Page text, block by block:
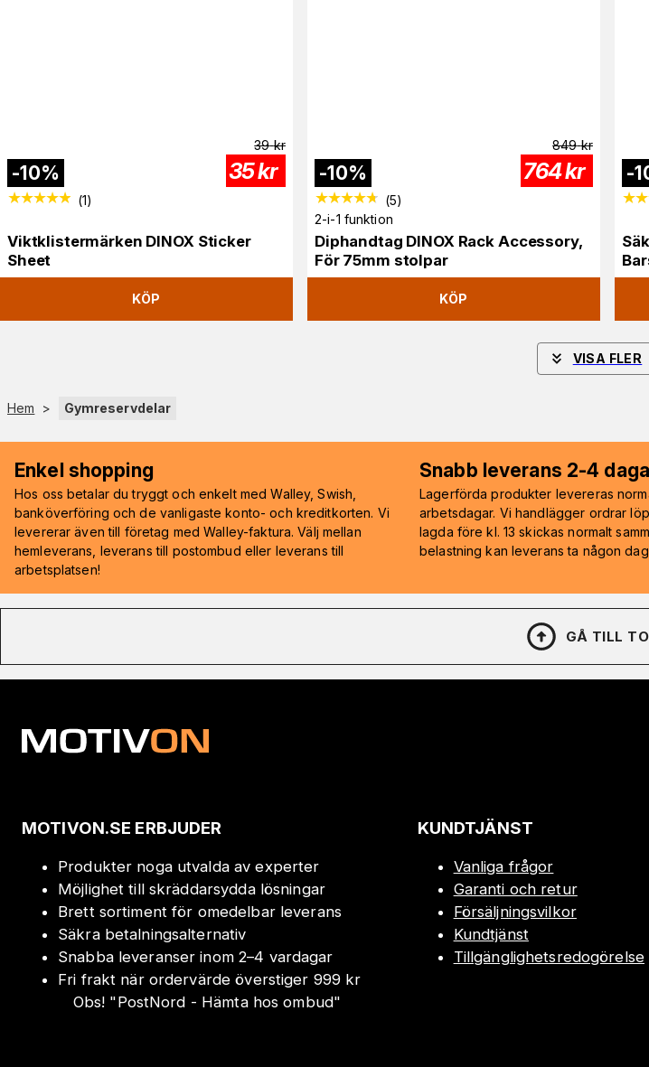
-10%
39 kr
35kr
(1)
Viktklistermärken DINOX Sticker
Sheet
KÖP
-10%
849 kr
764kr
(5)
2-i-1 funktion
Diphandtag DINOX Rack Accessory,
För 75mm stolpar
KÖP
-
VISA FLER
Hem > Gymreservdelar
Enkel shopping
Hos oss betalar du tryggt och enkelt med Walley, Swish,
banköverföring och de vanligaste konto- och kreditkorten. Vi
levererar även till företag med Walley-faktura. Välj mellan
hemleverans, leverans till postombud eller leverans till
arbetsplatsen!
Snabb leverans 2-4
Lagerförda produkter levereras
arbetsdagar. Vi handlägger ordrar
lagda före kl. 13 skickas normalt
belastning kan leverans ta någon
GÅ TILL
MOTIVON.SE ERBJUDER
Produkter noga utvalda av experter
Möjlighet till skräddarsydda lösningar
Brett sortiment för omedelbar leverans
Säkra betalningsalternativ
Snabba leveranser inom 2–4 vardagar
Fri frakt när ordervärde överstiger 999 kr
Obs! "PostNord - Hämta hos ombud"
KUNDTJÄNST
Vanliga frågor
Garanti och retur
Försäljningsvilkor
Kundtjänst
Tillgänglighetsredogörelse